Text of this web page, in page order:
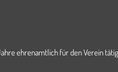
ehrenamtlich für den Verein